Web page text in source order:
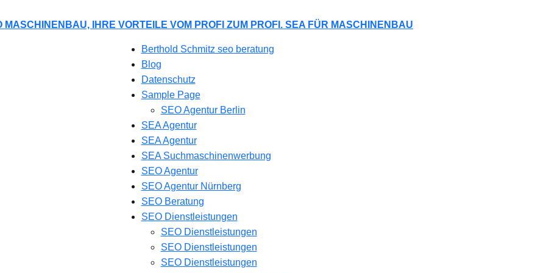
MASCHINENBAU, IHRE VORTEILE VOM PROFI ZUM PROFI. SEA FÜR MASCHINENBAU
Berthold Schmitz seo beratung
Blog
Datenschutz
Sample Page
SEO Agentur Berlin
SEA Agentur
SEA Agentur
SEA Suchmaschinenwerbung
SEO Agentur
SEO Agentur Nürnberg
SEO Beratung
SEO Dienstleistungen
SEO Dienstleistungen
SEO Dienstleistungen
SEO Dienstleistungen